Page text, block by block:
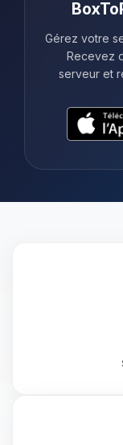
Gérez votre
Recevez
serveur et